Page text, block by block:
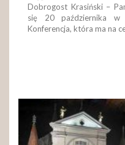
Dobrogost Krasiński –
się 20 października w
Konferencja, która ma na